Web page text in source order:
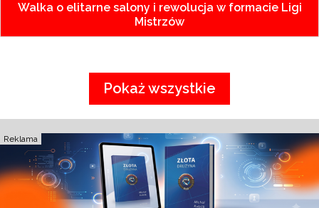
Walka o elitarne salony i rewolucja w formacie Ligi
Mistrzów
Pokaż wszystkie
Reklama